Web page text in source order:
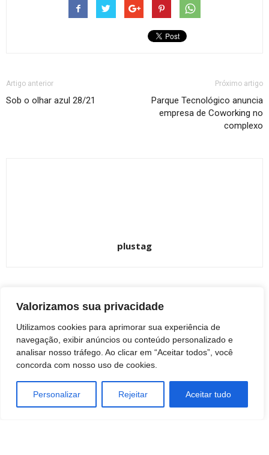
Valorizamos sua privacidade
Utilizamos cookies para aprimorar sua experiência de
navegação, exibir anúncios ou conteúdo personalizado e
analisar nosso tráfego. Ao clicar em “Aceitar todos”, você
concorda com nosso uso de cookies.
Personalizar Rejeitar Aceitar tudo
Artigo anterior
Sob o olhar azul 28/21
Próximo artigo
Parque Tecnológico anuncia
empresa de Coworking no
complexo
plustag
ARTIGOS RELACIONADOS Mais do autor
Prefeito Fábio Leite ingressa com ação
judicial contra a realização da marcha da
maconha em Botucatu
Botucatu: Obituário 7 de agosto de 2026